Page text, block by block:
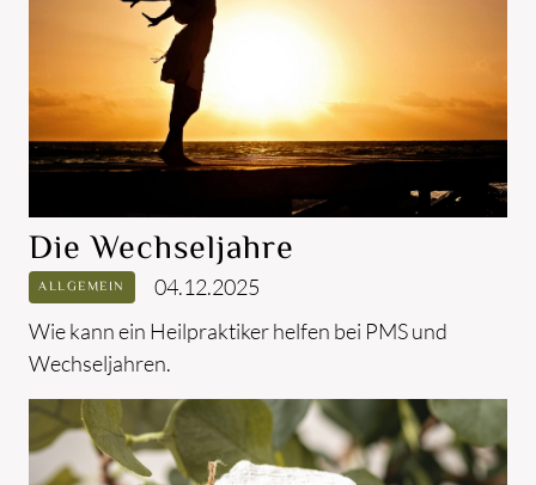
Die Wechseljahre
ALLGEMEIN
04.12.2025
Wie kann ein Heilpraktiker helfen bei PMS und
Wechseljahren.